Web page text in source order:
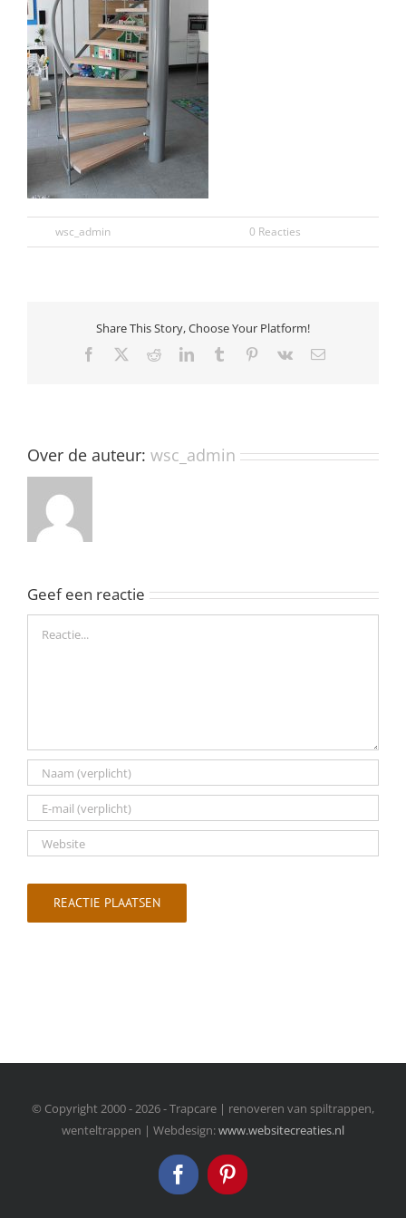
wsc_admin 0 Reacties
Share This Story, Choose Your Platform!
Facebook RedditLinkedInTumblr Pinterest
Vk
E-
Over de auteur: wsc_admin
Geef een reactie
Reactie
© Copyright 2000 -2026 - Trapcare | renoveren van spiltrappen,
wenteltrappen | Webdesign:www.websitecreaties.nl
FacebookPinterest